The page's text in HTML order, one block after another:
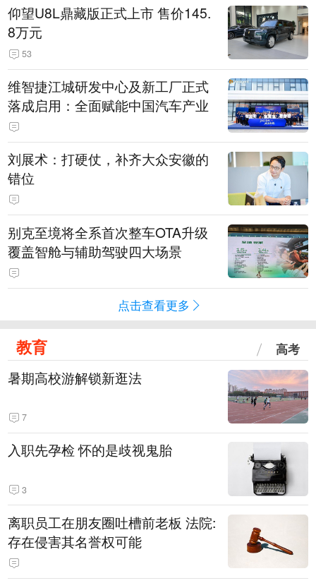
仰望U8L鼎藏版正式上市 售价145.
8万元
53
维智捷江城研发中心及新工厂正式
落成启用：全面赋能中国汽车产业
刘展术：打硬仗，补齐大众安徽的
错位
别克至境将全系首次整车OTA升级
覆盖智舱与辅助驾驶四大场景
点击查看更多
教育 高考
暑期高校游解锁新逛法
7
入职先孕检 怀的是歧视鬼胎
3
离职员工在朋友圈吐槽前老板 法院:
存在侵害其名誉权可能